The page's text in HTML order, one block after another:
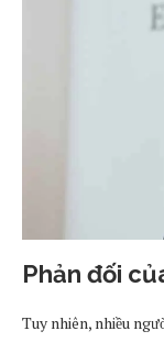
Phản đối
Tuy nhiên, nhiều